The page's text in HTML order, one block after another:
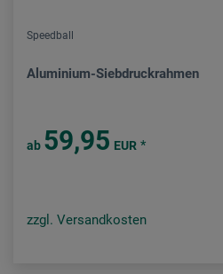
Speedball
Aluminium-Siebdruckrahmen
ab 59,95 EUR *
zzgl. Versandkosten